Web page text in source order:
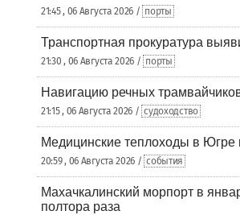
21:45 , 06 Августа 2026 / порты
Транспортная прокуратура
21:30 , 06 Августа 2026 / порты
Навигацию речных
21:15 , 06 Августа 2026 / судоходство
Медицинские теплоходы в Югре
20:59 , 06 Августа 2026 / события
Махачкалинский морпорт в
полтора раза